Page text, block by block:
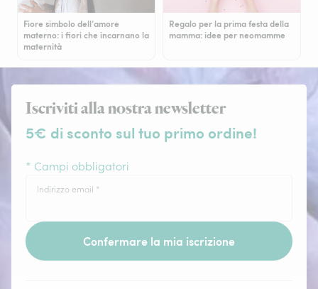
Fiore simbolo dell’amore
materno: i fiori che incarnano la
maternità
Regalo per la prima festa della
mamma: idee per neomamme
Iscriviti alla nostra newsletter
5€ di sconto sul tuo primo ordine!
* Campi obbligatori
Indirizzo email *
Confermare la mia iscrizione